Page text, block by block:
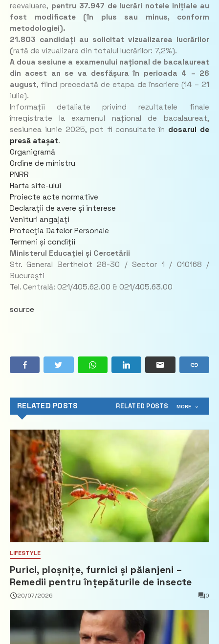
reevaluare, pentru 37.947 de lucrări notele inițiale au
fost modificate (în plus sau minus, conform
metodologiei).
21.803 candidați au solicitat vizualizarea lucrărilor
(rată de vizualizare din totalul lucrărilor: 7,2%).
A doua sesiune a examenului național de bacalaureat
din acest an se va desfășura în perioada 4 – 26
august, fiind precedată de etapa de înscriere (14 – 21
iulie).
Informații detaliate privind rezultatele finale
înregistrate la examenul național de bacalaureat,
sesiunea iunie 2025, pot fi consultate în dosarul de
presă atașat.
Organigramă
Ordine de ministru
PNRR
Harta site-ului
Proiecte acte normative
Declarații de avere și interese
Venituri angajați
Protecţia Datelor Personale
Termeni și condiții
Ministerul Educaţiei și Cercetării
Str. General Berthelot 28-30 / Sector 1 / 010168 /
Bucureşti
Tel. Centrală: 021/405.62.00 & 021/405.63.00
source
RELATED POSTS RELATED POSTS MORE
LIFESTYLE
Purici, ploșnițe, furnici și păianjeni –
Remedii pentru înțepăturile de insecte
20/07/2026 0